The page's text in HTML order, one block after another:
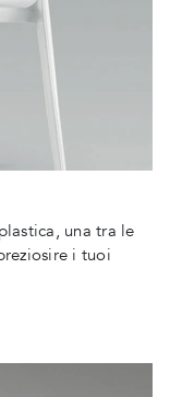
una tra le
i tuoi